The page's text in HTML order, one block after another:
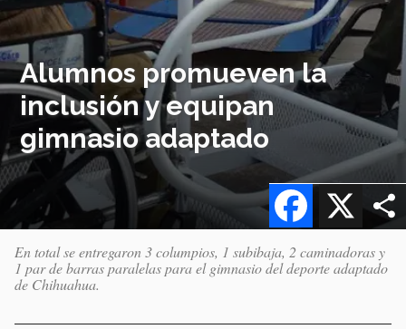
Alumnos promueven la
inclusión y equipan
gimnasio adaptado
X
Facebook
En total se entregaron 3 columpios, 1 subibaja, 2 caminadoras y
1 par de barras paralelas para el gimnasio del deporte adaptado
de Chihuahua.